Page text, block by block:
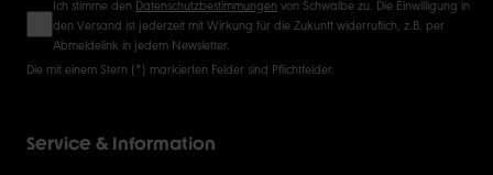
Ich stimme den Datenschutzbestimmungen von Schwalbe zu. Die Einwilligung in
den Versand ist jederzeit mit Wirkung für die Zukunft widerruflich, z.B. per
Abmeldelink in jedem Newsletter.
Die mit einem Stern (*) markierten Felder sind Pflichtfelder.
Service & Information